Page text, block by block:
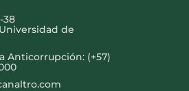
38
de
Anticorrupción: (+57)